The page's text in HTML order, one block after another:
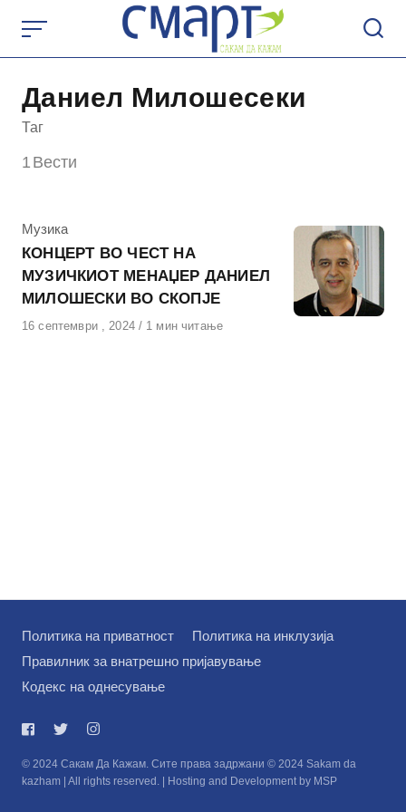
content
Даниел Милошесеки
Таг
1 Вести
КАтегорија
Музика
КОНЦЕРТ ВО ЧЕСТ НА
МУЗИЧКИОТ МЕНАЏЕР ДАНИЕЛ
МИЛОШЕСКИ ВО СКОПЈЕ
Објавено
16 септември , 2024 1 мин читање
Политика на приватност
Политика на инклузија
Правилник за внатрешно пријавување
Кодекс на однесување
© 2024 Сакам Да Кажам. Сите права задржани © 2024 Sakam da
kazham | All rights reserved. | Hosting and Development by MSP